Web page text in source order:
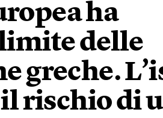
ha
delle
greche.
rischio di